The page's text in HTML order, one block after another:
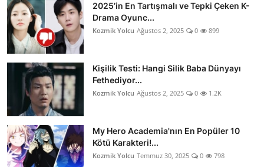
2025’in En Tartışmalı ve Tepki Çeken K-
Drama Oyunc...
Kozmik Yolcu Ağustos 2, 2025 0 899
Kişilik Testi: Hangi Silik Baba Dünyayı
Fethediyor...
Kozmik Yolcu Ağustos 2, 2025 0 1.2K
My Hero Academia'nın En Popüler 10
Kötü Karakteri!...
Kozmik Yolcu Temmuz 30, 2025 0 798